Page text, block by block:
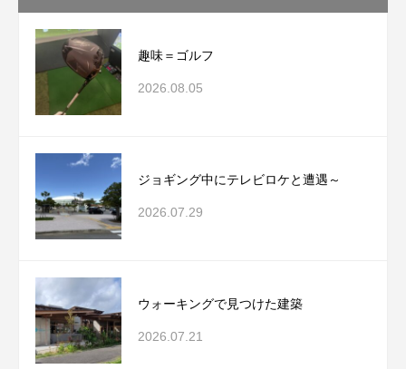
趣味＝ゴルフ
2026.08.05
ジョギング中にテレビロケと遭遇～
2026.07.29
ウォーキングで見つけた建築
2026.07.21